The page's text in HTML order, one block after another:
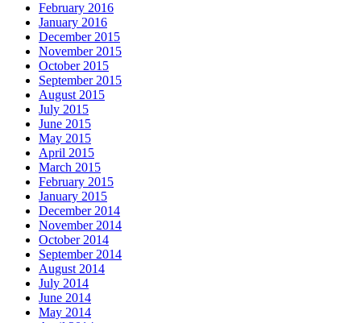
February 2016
January 2016
December 2015
November 2015
October 2015
September 2015
August 2015
July 2015
June 2015
May 2015
April 2015
March 2015
February 2015
January 2015
December 2014
November 2014
October 2014
September 2014
August 2014
July 2014
June 2014
May 2014